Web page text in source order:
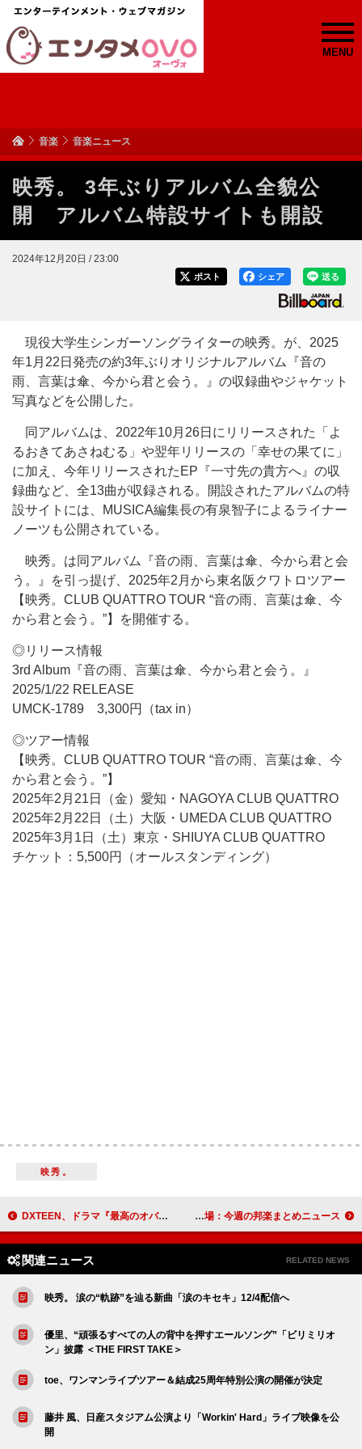
MENU
音楽 音楽ニュース
映秀。 3年ぶりアルバム全貌公
開 アルバム特設サイトも開設
2024年12月20日 / 23:00
送る
シェア
ポスト
現役大学生シンガーソングライターの映秀。が、2025
年1月22日発売の約3年ぶりオリジナルアルバム『音の
雨、言葉は傘、今から君と会う。』の収録曲やジャケット
写真などを公開した。
同アルバムは、2022年10月26日にリリースされた「よ
るおきてあさねむる」や翌年リリースの「幸せの果てに」
に加え、今年リリースされたEP『一寸先の貴方へ』の収
録曲など、全13曲が収録される。開設されたアルバムの特
設サイトには、MUSICA編集長の有泉智子によるライナー
ノーツも公開されている。
映秀。は同アルバム『音の雨、言葉は傘、今から君と会
う。』を引っ提げ、2025年2月から東名阪クワトロツアー
【映秀。CLUB QUATTRO TOUR “音の雨、言葉は傘、今
から君と会う。”】を開催する。
◎リリース情報
3rd Album『音の雨、言葉は傘、今から君と会う。』
2025/1/22 RELEASE
UMCK-1789 3,300円（tax in）
◎ツアー情報
【映秀。CLUB QUATTRO TOUR “音の雨、言葉は傘、今
から君と会う。”】
2025年2月21日（金）愛知・NAGOYA CLUB QUATTRO
2025年2月22日（土）大阪・UMEDA CLUB QUATTRO
2025年3月1日（土）東京・SHIUYA CLUB QUATTRO
チケット：5,500円（オールスタンディング）
映秀。
DXTEEN、ドラマ『最高のオバハン中島ハルコ』主題歌を担当「嬉しさでいっぱい」 乃木坂46＆キンプリが総合首位、“Hot Albums”にストリーミング追加、米津6年ぶり『紅白』出場：今週の邦楽まとめニュース
関連ニュース RELATED NEWS
映秀。 涙の“軌跡”を辿る新曲「涙のキセキ」12/4配信へ
優里、“頑張るすべての人の背中を押すエールソング”「ビリミリオ
ン」披露 ＜THE FIRST TAKE＞
toe、ワンマンライブツアー＆結成25周年特別公演の開催が決定
藤井 風、日産スタジアム公演より「Workin' Hard」ライブ映像を公
開